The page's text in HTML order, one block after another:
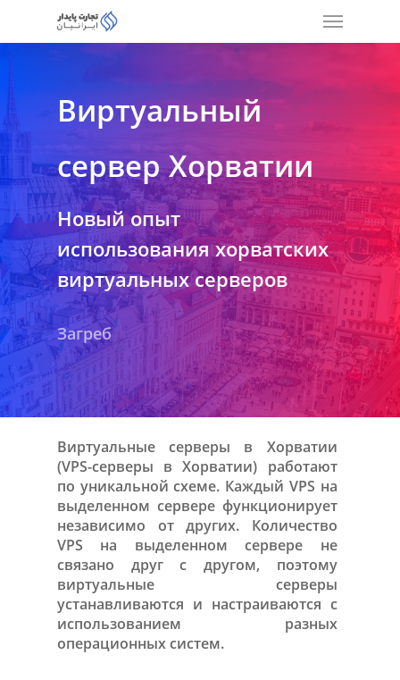
Виртуальный
сервер Хорватии
Новый опыт
использования хорватских
виртуальных серверов
Загреб
Виртуальные серверы в Хорватии
(VPS-серверы в Хорватии) работают
по уникальной схеме. Каждый VPS на
выделенном сервере функционирует
независимо от других. Количество
VPS на выделенном сервере не
связано друг с другом, поэтому
виртуальные серверы
устанавливаются и настраиваются с
использованием разных
операционных систем.